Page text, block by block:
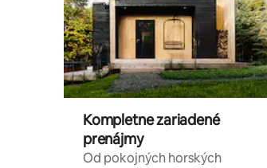
Kompletne zariadené
prenájmy
Od pokojných horských